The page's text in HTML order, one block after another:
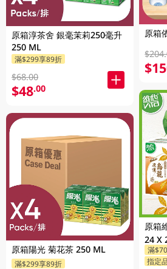
原箱淳茶舍 銀毫茉莉250毫升
250 ML
滿$299享89折
$68.00
$48.00
原箱陽光 菊花茶 250 ML
滿$299享89折
原箱
原箱
24 X
貨)
滿
指定